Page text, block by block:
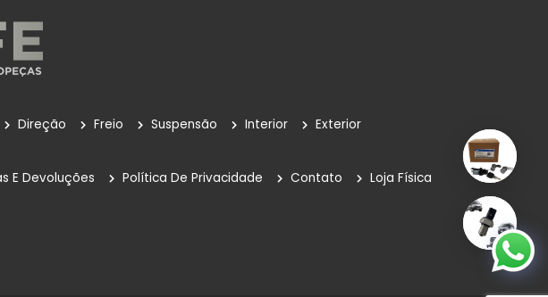
Direção Freio Suspensão Interior Exterior
E Devoluções Política De Privacidade Contato Loja Física